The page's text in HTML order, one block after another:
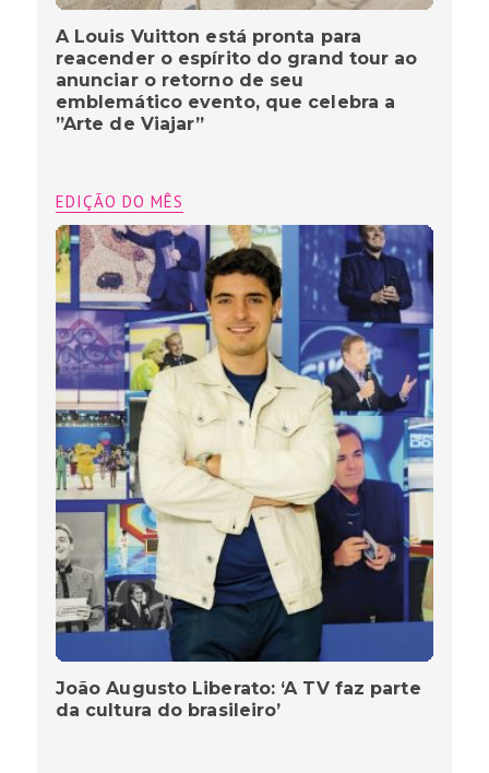
A Louis Vuitton está pronta para
reacender o espírito do grand tour ao
anunciar o retorno de seu
emblemático evento, que celebra a
”Arte de Viajar”
EDIÇÃO DO MÊS
João Augusto Liberato: ‘A TV faz parte
da cultura do brasileiro’